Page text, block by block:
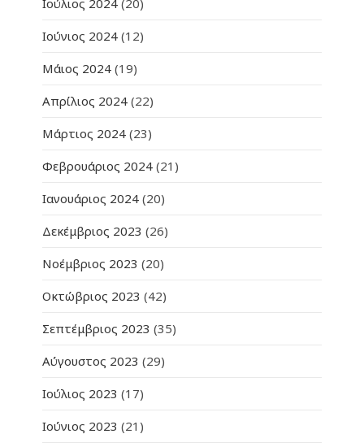
Ιούνιος 2024 (12)
Μάιος 2024 (19)
Απρίλιος 2024 (22)
Μάρτιος 2024 (23)
Φεβρουάριος 2024 (21)
Ιανουάριος 2024 (20)
Δεκέμβριος 2023 (26)
Νοέμβριος 2023 (20)
Οκτώβριος 2023 (42)
Σεπτέμβριος 2023 (35)
Αύγουστος 2023 (29)
Ιούλιος 2023 (17)
Ιούνιος 2023 (21)